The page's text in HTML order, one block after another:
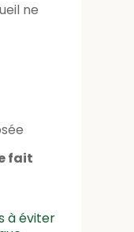
ne
fait
à éviter